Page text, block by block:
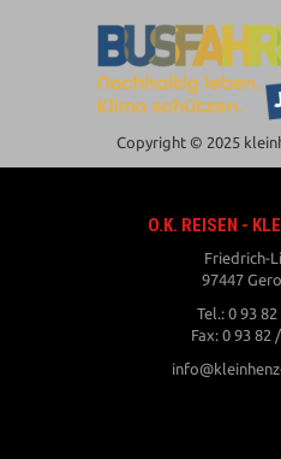
Copyright © 2025
O.K. REISEN -
Friedrich-
97447
Tel.: 0 93
Fax: 0 93 82